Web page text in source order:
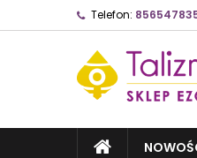
Telefon: